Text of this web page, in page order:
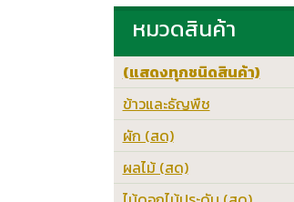
หมวดสินค้า
(แสดงทุกชนิดสินค้า)
ข้าวและธัญพืช
ผัก (สด)
ผลไม้ (สด)